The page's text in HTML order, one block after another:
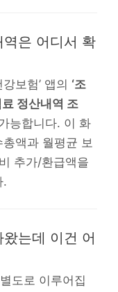
은 어디서 확
보험’ 앱의 ‘조
료 정산내역 조
능합니다. 이 화
액과 월평균 보
추가/환급액을
.
는데 이건 어
도로 이루어집